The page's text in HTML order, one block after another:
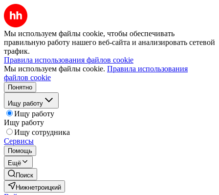
Мы используем файлы cookie, чтобы обеспечивать
правильную работу нашего веб-сайта и анализировать сетевой
трафик.
Правила использования файлов cookie
Мы используем файлы cookie. Правила использования
файлов cookie
Понятно
Ищу работу
Ищу работу
Ищу работу
Ищу сотрудника
Сервисы
Помощь
Ещё
Поиск
Нижнетроицкий